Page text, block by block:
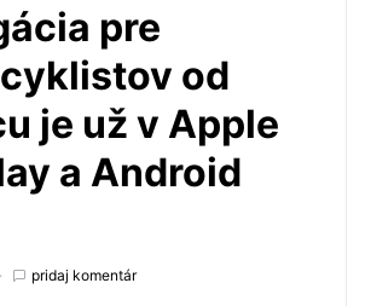
pre
od
je už v Apple
a Android
pridaj komentár